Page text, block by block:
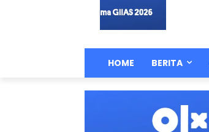
HOME BERITA